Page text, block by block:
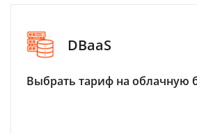
DBaaS
Выбрать тариф на облачную